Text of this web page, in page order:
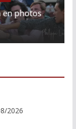
photos
2026